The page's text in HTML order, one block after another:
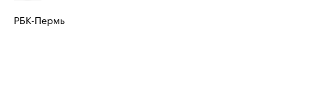
РБК-Пермь